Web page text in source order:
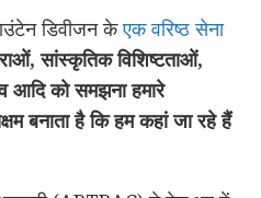
डिवीजन केएक वरिष्ठ सेना
,सांस्कृतिक विशिष्टताओं,
आदि को समझना हमारे
बनाता है कि हम कहां जा रहे हैं